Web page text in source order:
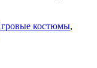
костюмы,